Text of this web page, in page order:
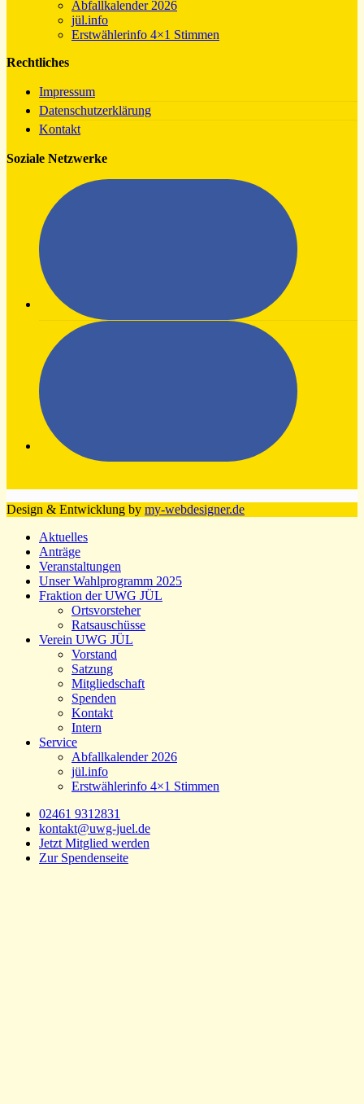
Abfallkalender 2026
jül.info
Erstwählerinfo 4×1 Stimmen
Rechtliches
Impressum
Datenschutzerklärung
Kontakt
Soziale Netzwerke
Design & Entwicklung by my-webdesigner.de
Aktuelles
Anträge
Veranstaltungen
Unser Wahlprogramm 2025
Fraktion der UWG JÜL
Ortsvorsteher
Ratsauschüsse
Verein UWG JÜL
Vorstand
Satzung
Mitgliedschaft
Spenden
Kontakt
Intern
Service
Abfallkalender 2026
jül.info
Erstwählerinfo 4×1 Stimmen
02461 9312831
kontakt@uwg-juel.de
Jetzt Mitglied werden
Zur Spendenseite